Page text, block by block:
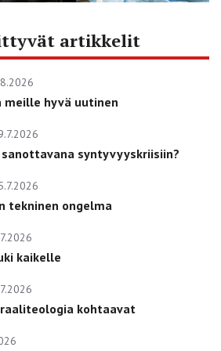
artikkelit
meille hyvä uutinen
syntyvyyskriisiin?
tekninen ongelma
kaikelle
kohtaavat